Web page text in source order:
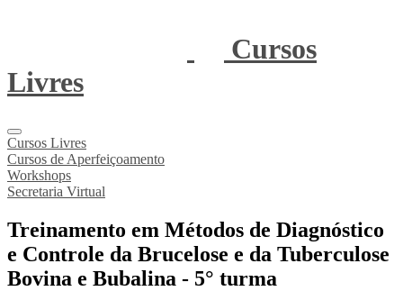
Cursos
Livres
Cursos Livres
Cursos de Aperfeiçoamento
Workshops
Secretaria Virtual
Treinamento em Métodos de Diagnóstico
e Controle da Brucelose e da Tuberculose
Bovina e Bubalina - 5° turma